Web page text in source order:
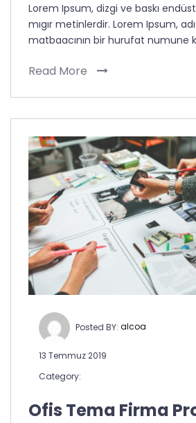
Lorem Ipsum, dizgi ve baskı
mıgır metinlerdir. Lorem Ipsum,
matbaacının bir hurufat numune
Read More
Posted BY: alcoa
13 Temmuz 2019
Category:
Ofis Tema Firma